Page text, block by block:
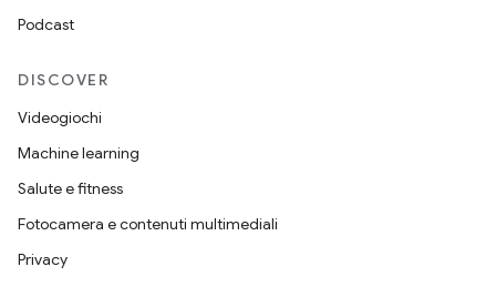
Podcast
DISCOVER
Videogiochi
Machine learning
Salute e fitness
Fotocamera e contenuti multimediali
Privacy